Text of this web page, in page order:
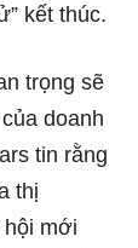
kết thúc.
trọng sẽ
doanh
tin rằng
thị
mới